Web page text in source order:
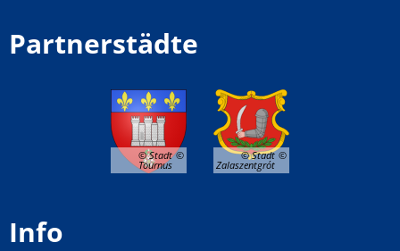
Partnerstädte
© Stadt
Tournus
© Stadt
Zalaszentgrót
Info